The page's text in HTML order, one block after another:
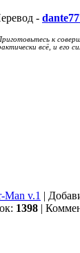
-
к
всё, и его
Man v.1 |
1398 |